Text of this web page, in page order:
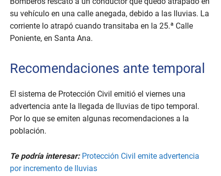
su vehículo en una calle anegada, debido a las lluvias. La
corriente lo atrapó cuando transitaba en la 25.ª Calle
Poniente, en Santa Ana.
Recomendaciones ante temporal
El sistema de Protección Civil emitió el viernes una
advertencia ante la llegada de lluvias de tipo temporal.
Por lo que se emiten algunas recomendaciones a la
población.
Te podría interesar: Protección Civil emite advertencia
por incremento de lluvias